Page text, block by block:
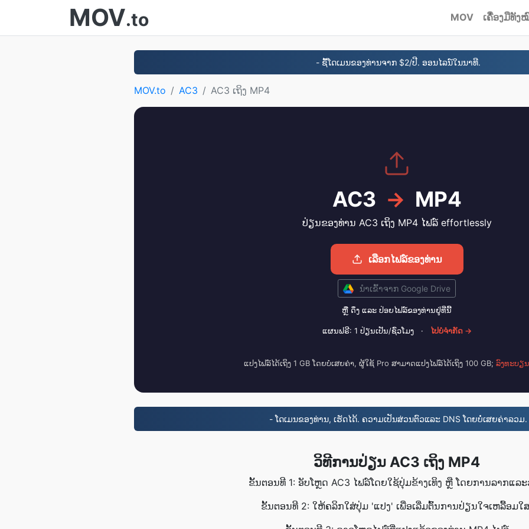
MOV.to MOV ເຄື່ອງມືທັງ
- ຊື້ໂດເມນຂອງທ່ານຈາກ $2/ປີ. ອອນໄລນ໌ໃນນາທີ.
MOV.to AC3 AC3 ເຖິງ MP4
AC3 → MP4
ປ່ຽນຂອງທ່ານ AC3 ເຖິງ MP4 ໄຟລ​໌ effortlessly
ເລືອກໄຟລ໌ຂອງທ່ານ
ນໍາເຂົ້າ​ຈາກ Google Drive
ຫຼື ດຶງ ແລະ ປ່ອຍ​ໄຟລ໌​ຂອງທ່ານ​ຢູ່​ທີ່ນີ້
ແຜນຟຣີ: 1 ປ່ຽນ​ເປັນ/ຊົ່ວໂມງ · ໄປ​ບໍ່​ຈໍາກັດ →
ແປງໄຟລ໌ໄດ້ເຖິງ 1 GB ໂດຍບໍ່ເສຍຄ່າ, ຜູ້ໃຊ້ Pro ສາມາດແປງໄຟລ໌ໄດ້ເຖິງ 100 GB; ລົງທະບຽ
- ໂດເມນຂອງທ່ານ, ເຮັດໄດ້. ຄວາມເປັນສ່ວນຕົວແລະ DNS ໂດຍບໍ່ເສຍຄ່າລວມ.
ວິທີການປ່ຽນ AC3 ເຖິງ MP4
ຂັ້ນຕອນທີ 1: ອັບໂຫຼດ AC3 ໄຟລ໌ໂດຍໃຊ້ປຸ່ມຂ້າງເທິງ ຫຼື ໂດຍການລາກແລະ
ຂັ້ນຕອນທີ 2: ໃຫ້ຄລິກໃສ່ປຸ່ມ 'ແປງ' ເພື່ອເລີ່ມຕົ້ນການປ່ຽນໃຈເຫລື້ອມໃ